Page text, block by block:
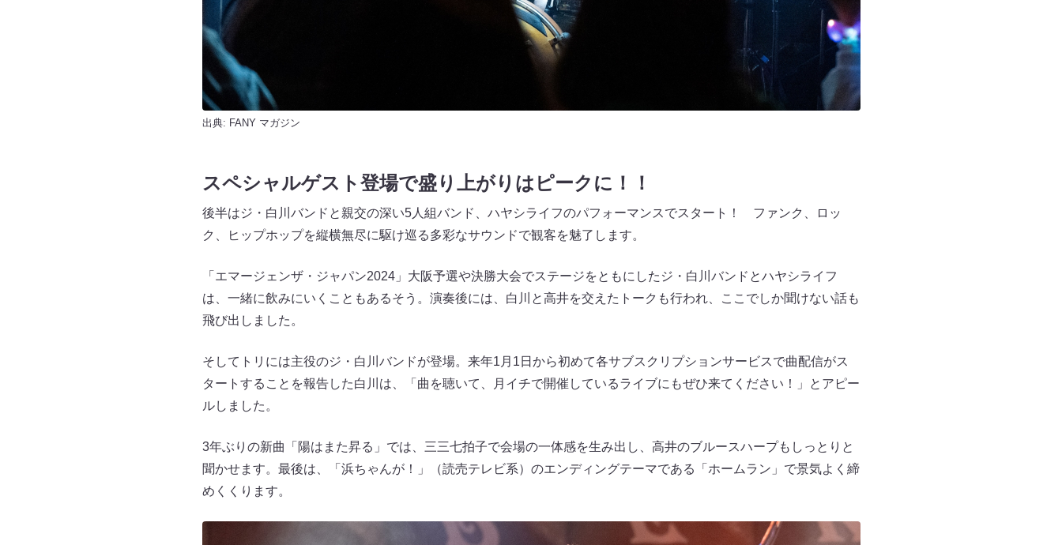
出典: FANY マガジン
スペシャルゲスト登場で盛り上がりはピークに！！
後半はジ・白川バンドと親交の深い5人組バンド、ハヤシライフのパフォーマンスでスタート！ ファンク、ロッ
ク、ヒップホップを縦横無尽に駆け巡る多彩なサウンドで観客を魅了します。
「エマージェンザ・ジャパン2024」大阪予選や決勝大会でステージをともにしたジ・白川バンドとハヤシライフ
は、一緒に飲みにいくこともあるそう。演奏後には、白川と高井を交えたトークも行われ、ここでしか聞けない話も
飛び出しました。
そしてトリには主役のジ・白川バンドが登場。来年1月1日から初めて各サブスクリプションサービスで曲配信がス
タートすることを報告した白川は、「曲を聴いて、月イチで開催しているライブにもぜひ来てください！」とアピー
ルしました。
3年ぶりの新曲「陽はまた昇る」では、三三七拍子で会場の一体感を生み出し、高井のブルースハープもしっとりと
聞かせます。最後は、「浜ちゃんが！」（読売テレビ系）のエンディングテーマである「ホームラン」で景気よく締
めくくります。